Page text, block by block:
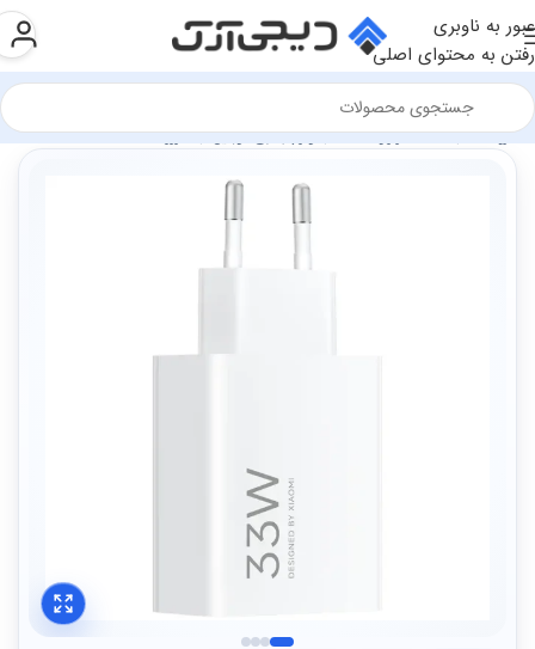
عبور به ناوبری
رفتن به محتوای اصلی
فروشگاه سخت افزار و قطعات لوازم جانبی موبایل شارژر ها